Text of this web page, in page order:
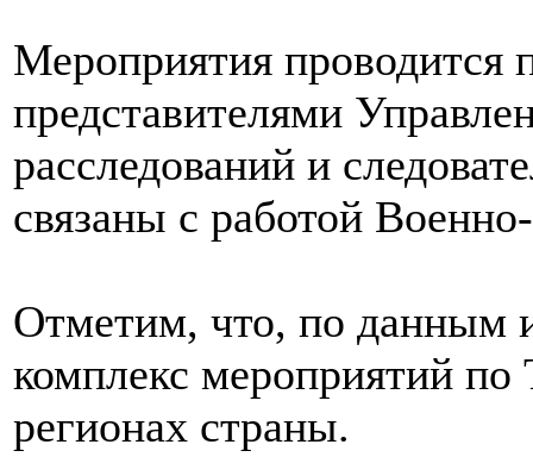
Мероприятия проводится
представителями
расследований и
связаны с работой
Отметим, что, по данным
комплекс мероприятий
регионах страны.